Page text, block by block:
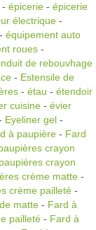
- épicerie - épicerie
électrique -
- équipement auto
roues -
de rebouvhage
- Estensile de
- étau - étendoir
cuisine - évier
Eyeliner gel -
à paupière - Fard
crayon
crayon
crème matte -
crème pailleté -
matte - Fard à
pailleté - Fard à